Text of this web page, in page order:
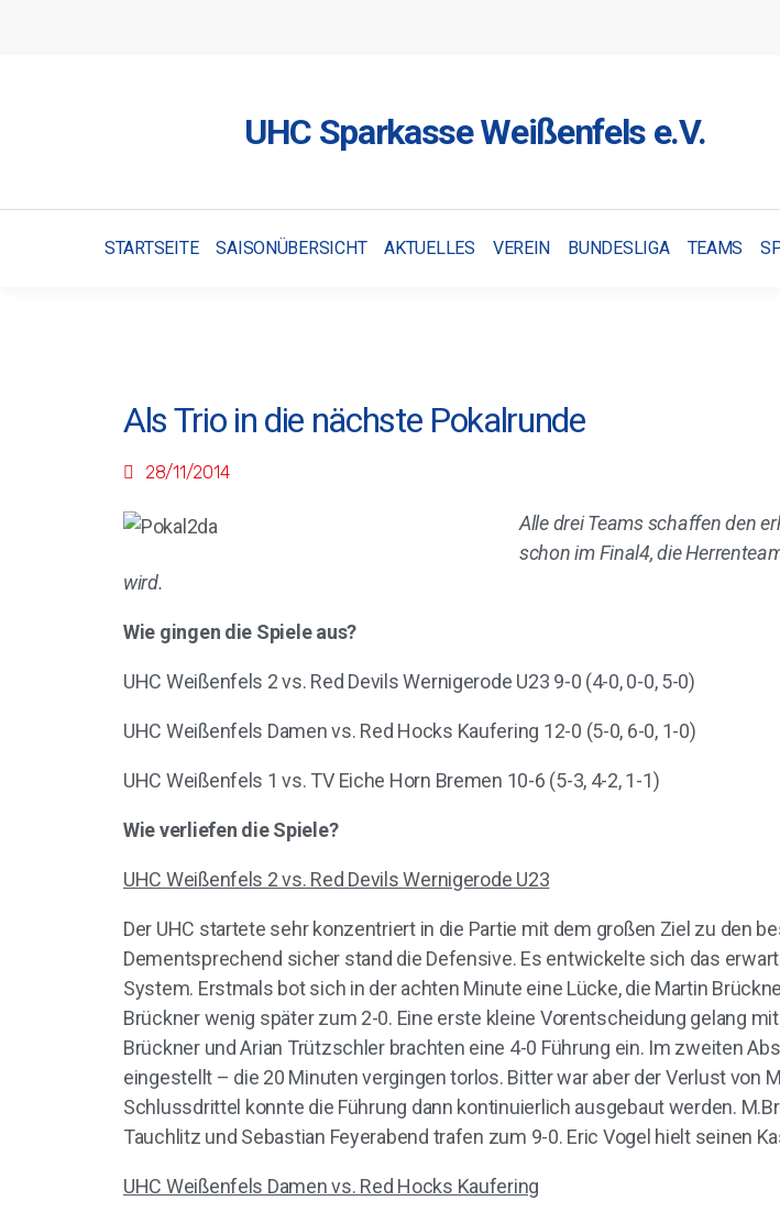
UHC Sparkasse Weißenfels e.V.
STARTSEITE SAISONÜBERSICHT AKTUELLES VEREIN BUNDESLIGA TEAMS
Als Trio in die nächste Pokalrunde
28/11/2014
Alle drei Teams schaffen den
schon im Final4, die
wird.
Wie gingen die Spiele aus?
UHC Weißenfels 2 vs. Red Devils Wernigerode U23 9-0 (4-0, 0-0, 5-0)
UHC Weißenfels Damen vs. Red Hocks Kaufering 12-0 (5-0, 6-0, 1-0)
UHC Weißenfels 1 vs. TV Eiche Horn Bremen 10-6 (5-3, 4-2, 1-1)
Wie verliefen die Spiele?
UHC Weißenfels 2 vs. Red Devils Wernigerode U23
Der UHC startete sehr konzentriert in die Partie mit dem großen Ziel zu den
Dementsprechend sicher stand die Defensive. Es entwickelte sich das
System. Erstmals bot sich in der achten Minute eine Lücke, die Martin
Brückner wenig später zum 2-0. Eine erste kleine Vorentscheidung gelang
Brückner und Arian Trützschler brachten eine 4-0 Führung ein. Im zweiten
eingestellt – die 20 Minuten vergingen torlos. Bitter war aber der Verlust von
Schlussdrittel konnte die Führung dann kontinuierlich ausgebaut werden.
Tauchlitz und Sebastian Feyerabend trafen zum 9-0. Eric Vogel hielt seinen
UHC Weißenfels Damen vs. Red Hocks Kaufering